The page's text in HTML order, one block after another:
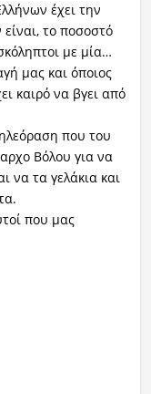
έχει την
το ποσοστό
με μία…
μας και όποιος
καιρό να βγει από
που του
Βόλου για να
να τα γελάκια και
που μας